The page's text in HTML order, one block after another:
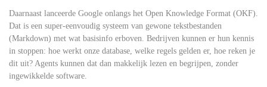
Daarnaast lanceerde Google onlangs het Open Knowledge Format (OKF).
Dat is een super-eenvoudig systeem van gewone tekstbestanden
(Markdown) met wat basisinfo erboven. Bedrijven kunnen er hun kennis
in stoppen: hoe werkt onze database, welke regels gelden er, hoe reken je
dit uit? Agents kunnen dat dan makkelijk lezen en begrijpen, zonder
ingewikkelde software.